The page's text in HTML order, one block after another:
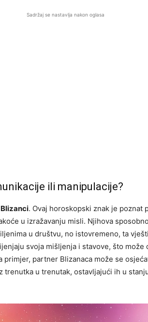
Sadržaj se nastavlja nakon oglasa
ili manipulacije?
Blizanci. Ovaj horoskopski znak je poznat
u izražavanju misli. Njihova
u društvu, no istovremeno, ta
svoja mišljenja i stavove, što
primjer, partner Blizanaca može se
trenutka u trenutak, ostavljajući ih u